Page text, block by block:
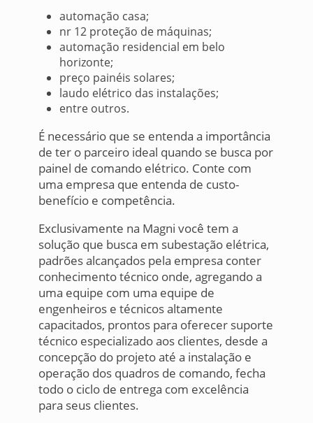
automação casa;
nr 12 proteção de máquinas;
automação residencial em belo
horizonte;
preço painéis solares;
laudo elétrico das instalações;
entre outros.
É necessário que se entenda a importância
de ter o parceiro ideal quando se busca por
painel de comando elétrico. Conte com
uma empresa que entenda de custo-
benefício e competência.
Exclusivamente na Magni você tem a
solução que busca em subestação elétrica,
padrões alcançados pela empresa conter
conhecimento técnico onde, agregando a
uma equipe com uma equipe de
engenheiros e técnicos altamente
capacitados, prontos para oferecer suporte
técnico especializado aos clientes, desde a
concepção do projeto até a instalação e
operação dos quadros de comando, fecha
todo o ciclo de entrega com excelência
para seus clientes.